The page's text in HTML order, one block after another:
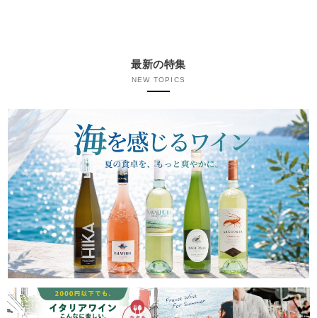
最新の特集
NEW TOPICS